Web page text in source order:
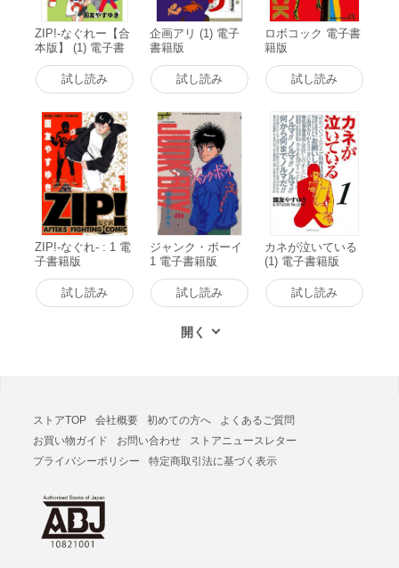
ZIP!-なぐれー【合
本版】 (1) 電子書
籍版
試し読み
企画アリ (1) 電子
書籍版
試し読み
ロボコック 電子書
籍版
試し読み
ZIP!-なぐれ- : 1 電
子書籍版
試し読み
ジャンク・ボーイ
1 電子書籍版
試し読み
カネが泣いている
(1) 電子書籍版
試し読み
ストアTOP 会社概要 初めての方へ
よくあるご質問
お買い物ガイド
お問い合わせ
ストアニュースレター
プライバシーポリシー
特定商取引法に基づく表示